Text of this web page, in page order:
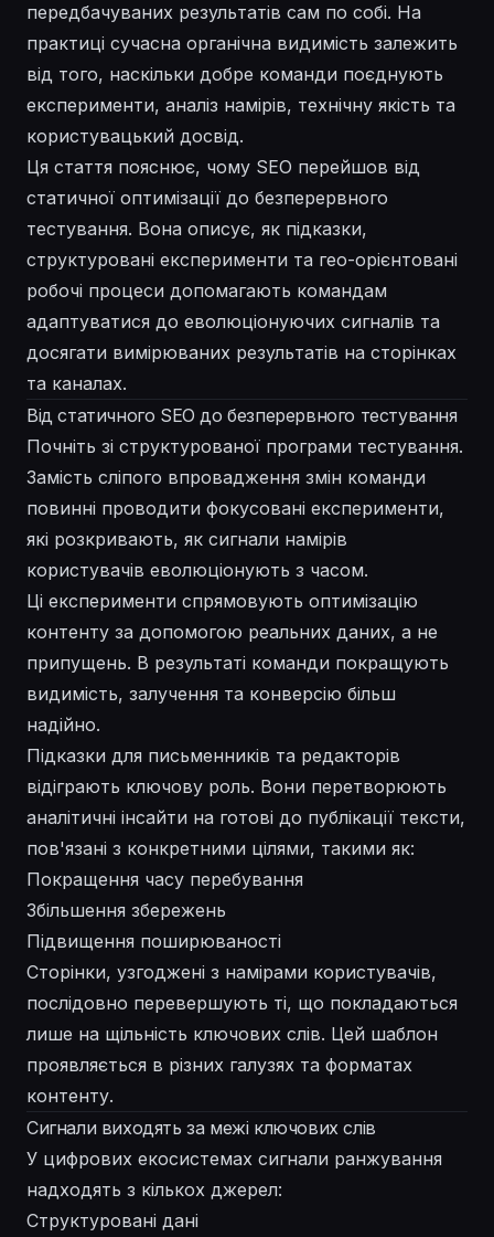
передбачуваних результатів сам по собі. На
практиці сучасна органічна видимість залежить
від того, наскільки добре команди поєднують
експерименти, аналіз намірів, технічну якість та
користувацький досвід.
Ця стаття пояснює, чому SEO перейшов від
статичної оптимізації до безперервного
тестування. Вона описує, як підказки,
структуровані експерименти та гео-орієнтовані
робочі процеси допомагають командам
адаптуватися до еволюціонуючих сигналів та
досягати вимірюваних результатів на сторінках
та каналах.
Від статичного SEO до безперервного тестування
Почніть зі структурованої програми тестування.
Замість сліпого впровадження змін команди
повинні проводити фокусовані експерименти,
які розкривають, як сигнали намірів
користувачів еволюціонують з часом.
Ці експерименти спрямовують оптимізацію
контенту за допомогою реальних даних, а не
припущень. В результаті команди покращують
видимість, залучення та конверсію більш
надійно.
Підказки для письменників та редакторів
відіграють ключову роль. Вони перетворюють
аналітичні інсайти на готові до публікації тексти,
пов'язані з конкретними цілями, такими як:
Покращення часу перебування
Збільшення збережень
Підвищення поширюваності
Сторінки, узгоджені з намірами користувачів,
послідовно перевершують ті, що покладаються
лише на щільність ключових слів. Цей шаблон
проявляється в різних галузях та форматах
контенту.
Сигнали виходять за межі ключових слів
У цифрових екосистемах сигнали ранжування
надходять з кількох джерел:
Структуровані дані